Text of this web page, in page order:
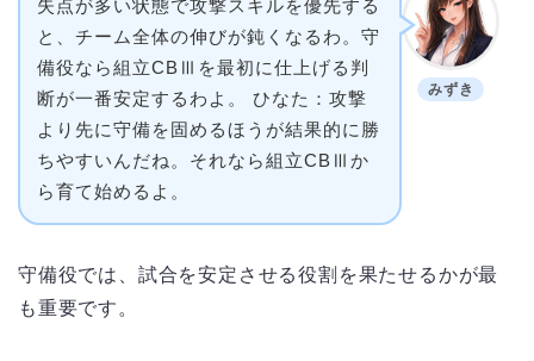
みずき
失点が多い状態で攻撃スキルを優先する
と、チーム全体の伸びが鈍くなるわ。守
備役なら組立CBⅢを最初に仕上げる判
断が一番安定するわよ。 ひなた：攻撃
より先に守備を固めるほうが結果的に勝
ちやすいんだね。それなら組立CBⅢか
ら育て始めるよ。
守備役では、試合を安定させる役割を果たせるかが最
も重要です。